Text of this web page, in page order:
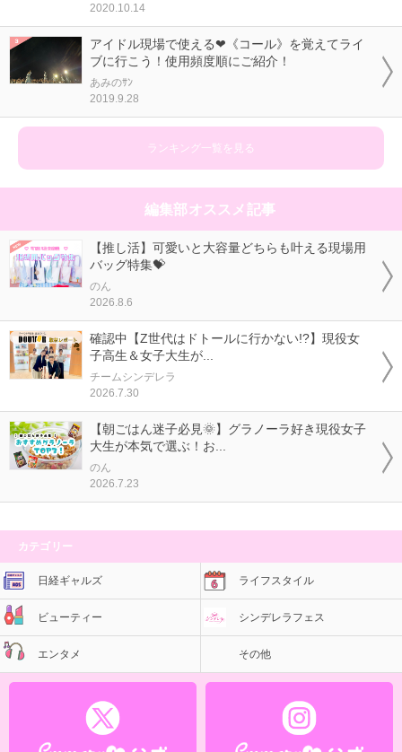
2020.10.14
アイドル現場で使える❤《コール》を覚えてライ
ブに行こう！使用頻度順にご紹介！
あみのｻﾝ
2019.9.28
ランキング一覧を見る
編集部オススメ記事
【推し活】可愛いと大容量どちらも叶える現場用
バッグ特集💝
のん
2026.8.6
確認中【Z世代はドトールに行かない!?】現役女
子高生＆女子大生が...
チームシンデレラ
2026.7.30
【朝ごはん迷子必見🌞】グラノーラ好き現役女子
大生が本気で選ぶ！お...
のん
2026.7.23
カテゴリー
日経ギャルズ ライフスタイル
ビューティー シンデレラフェス
エンタメ その他